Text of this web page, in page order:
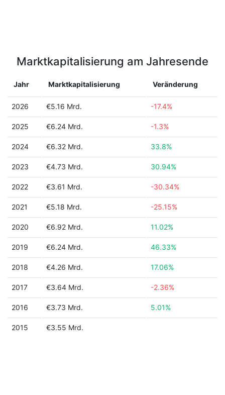
Marktkapitalisierung am Jahresende
Jahr Marktkapitalisierung Veränderung
2026 €5.16 Mrd. -17.4%
2025 €6.24 Mrd. -1.3%
2024 €6.32 Mrd. 33.8%
2023 €4.73 Mrd. 30.94%
2022 €3.61 Mrd. -30.34%
2021 €5.18 Mrd. -25.15%
2020 €6.92 Mrd. 11.02%
2019 €6.24 Mrd. 46.33%
2018 €4.26 Mrd. 17.06%
2017 €3.64 Mrd. -2.36%
2016 €3.73 Mrd. 5.01%
2015 €3.55 Mrd.